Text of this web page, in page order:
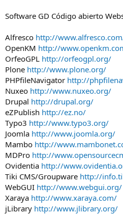
Software GD Código abierto
Alfresco http://
OpenKM http://
OrfeoGPL http://orfeogpl.org/
Plone http://www.plone.org/
PHPfileNavigator http://
Nuxeo http://www.nuxeo.org/
Drupal http://drupal.org/
eZPublish http://ez.no/
Typo3 http://www.typo3.org/
Joomla http://www.joomla.org/
Mambo http://
MDPro http://
Ovidentia http://
Tiki CMS/Groupware http://
WebGUI http://www.webgui.org/
Xaraya http://www.xaraya.com/
jLibrary http://www.jlibrary.org/